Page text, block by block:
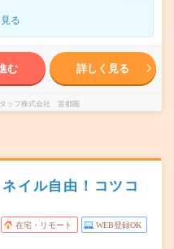
る
む 詳しく見る
ッフ株式会社 首都圏
イル自由！コツコ
在宅・リモート WEB登録OK